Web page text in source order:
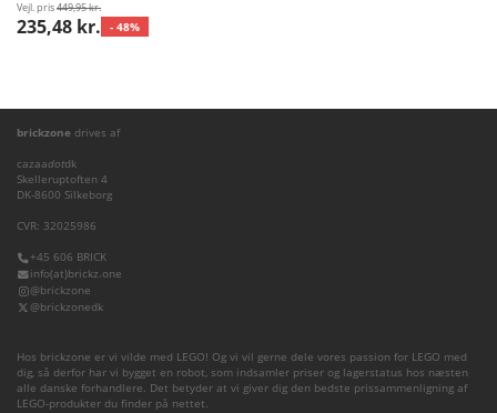
Vejl. pris449,95 kr.
235,48 kr. - 48%
brickzone drives af
cazaadotdk
Skelleruptoften 4
DK-8600 Silkeborg
CVR: 32025986
+45 606 BRICK
info(at)brickz.one
@brickzone
@brickzonedk
Hos brickzone er vi vilde med LEGO! Og vi vil gerne dele vores passion for LEGO med
dig, så derfor har vi bygget en robot, som indsamler priser og lagerstatus hos næsten
alle danske forhandlere. Det betyder at vi giver dig den bedste prissammenligning af
LEGO-produkter du finder på nettet.